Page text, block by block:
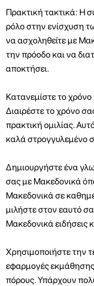
Πρακτική τακτικά: Η
ρόλο στην ενίσχυση
να ασχοληθείτε με
την πρόοδο και να
αποκτήσει.
Κατανεμίστε το χρόνο
Διαιρέστε το χρόνο
πρακτική ομιλίας.
καλά στρογγυλεμένο
Δημιουργήστε ένα
σας με Μακεδονικά
Μακεδονικά σε
μιλήστε στον εαυτό
Μακεδονικά ειδήσεις
Χρησιμοποιήστε την
εφαρμογές
πόρους. Υπάρχουν